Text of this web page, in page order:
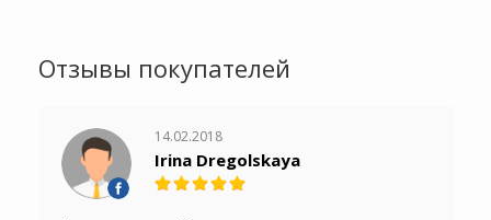
Отзывы покупателей
14.02.2018
Irina Dregolskaya